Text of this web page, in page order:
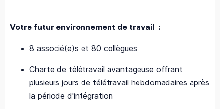
Votre futur environnement de travail :
8 associé(e)s et 80 collègues
Charte de télétravail avantageuse offrant
plusieurs jours de télétravail hebdomadaires après
la période d'intégration